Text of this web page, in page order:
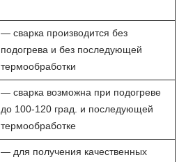
— сварка производится без
подогрева и без последующей
термообработки
— сварка возможна при подогреве
до 100-120 град. и последующей
термообработке
— для получения качественных